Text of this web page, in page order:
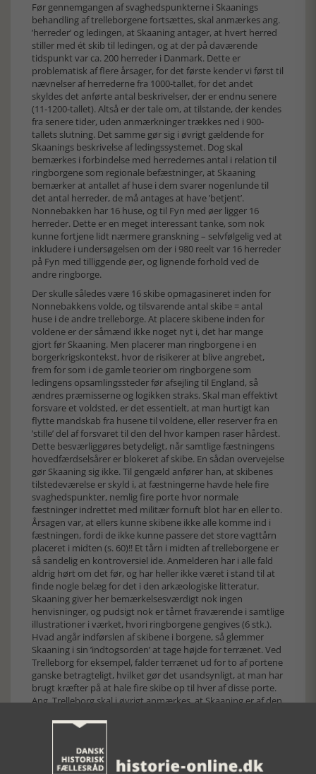
Før gennemgangen af svaghedspunkterne i Skaanings
behandling af trelleborgene fortsættes, skal anmærkes ang.
’herreder’ og ledingen, at Skaaning antager, at hvert herred
stiller med ét skib til ledingen, og at der på daværende
tidspunkt var ca. 200 herreder i Danmark. Dette er
problematisk af flere årsager, for det første kender vi først til
nævnelser af herrederne fra 1000-tallet, for det andet
skyldes det anførte antal beskrivelser, der er endnu senere
(11-1200-tallet). Altså er der tale om, at tilstande, der kendes
fra senere tider, uden anmærkninger trækkes ned i 900-
tallets slutning. Det samme gør sig i øvrigt gældende for
Skaanings beskrivelse af ledingssystemet. Dog skal
bemærkes i forbindelse med herredernes antal i relation til
ringborgene som regionale befæstninger, at Skaaning
bemærker at antallet af huse i dem svarer nogenlunde til
det antal herreder, de må antages at have ’betjent’.
Nonnebakken har 16 huse, og til Fyn med øer ligger 16
herreder. Dette er en meget interessant tanke, som nok
kunne fortjene lidt nærmere granskning – selvfølgelig ved at
inkludere i undersøgelsen om der i 980 reelt var 16 herreder
på Fyn med tilliggende øer, og lignende forhold ved de
andre ringborge.
Der skulle således være 16 skibe opmagasineret inden for
Nonnebakkens volde, og tilsvarende antal skibe = antal
huse i de andre trelleborge. At placere skibene inden for
voldene er der såmænd ikke noget nyt i, det har mange
gjort før Skaaning. Men placerer man ringborgene i en
borgerkrigskontekst, hvor de risikerer at blive angrebet,
frem for som i de gamle teorier om ringborgene som
ledingens opsamlingssteder før afsejling til England, så
ændres præmisserne og logikken straks. Skal man effektivt
forsvare et voldsted, er det essentielt, at man hurtigt kan
flytte mandskab fra husene til voldene, eller reserver fra en
’stille’ del af forsvaret til den del hvor kampen raser hårdest.
Dette besværliggøres betydeligt, når samtlige fæstningens
hovedfærdselsårer er blokeret af skibe. En sådan overvejelse
gør Skaaning sig ikke. Til gengæld anfører han, at skibenes
tilstedeværelse er skyld i, at fæstningerne havde hele fire
svaghedspunkter, nemlig fire porte hvor normale
fæstninger indrettet med militær fornuft blot har en eller to.
Årsagen var, at ellers kunne skibene ikke alle komme ind i
fæstningen, fordi de ikke kunne passere det store vagttårn
placeret i midten (s. 60)!! Et tårn i midten af trelleborgene er
så sandelig en kontroversiel ide. Anmelderen har i alle fald
aldrig hørt om det før, og har heller ikke været i stand til at
finde nogle belæg for det i den arkæologiske litteratur.
Skaaning giver her bemærkelsesværdigt nok ingen
henvisninger, og pudsigt nok er tårnet fraværende i samtlige
illustrationer i værket, hvori ringborgene gengives (6 stk.).
Hvad angår indførslen af skibene i borgene, så glemmer
Skaaning i sin ’indtogsorden’ at tage højde for terrænet. Ved
Trelleborg for eksempel, falder terrænet ud for to af portene
ganske betragteligt, hvilket gør det usandsynligt, at man har
brugt kræfter på at hale fire skibe op til hver af disse porte.
Ang. Trelleborg skal i øvrigt anmærkes, at Skaaning er af den
været anvendt som fangelejr for Haralds støtter efter de
har fundet spor af ildsteder i de pågældende bygninger, og
derfor mener der er tale om stalde og opmagasinering.